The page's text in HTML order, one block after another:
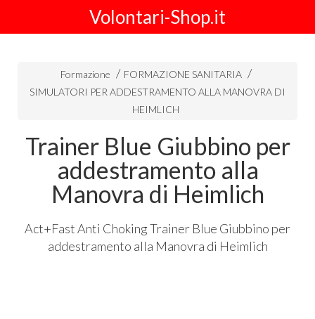
Volontari-Shop.it
Formazione
FORMAZIONE SANITARIA
SIMULATORI PER ADDESTRAMENTO ALLA MANOVRA DI
HEIMLICH
Trainer Blue Giubbino per
addestramento alla
Manovra di Heimlich
Act+Fast Anti Choking Trainer Blue Giubbino per
addestramento alla Manovra di Heimlich